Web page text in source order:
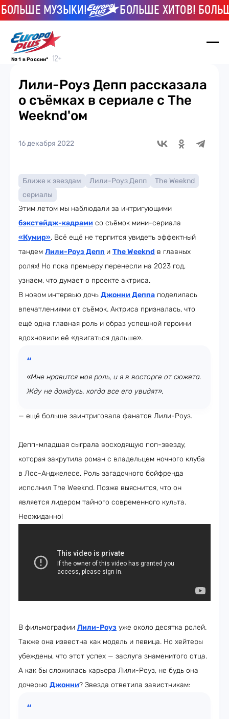
МУЗЫКИ! БОЛЬШЕ ХИТОВ! БОЛЬШЕ
№ 1 в России*
Лили-Роуз Депп рассказала
о съёмках в сериале с The
Weeknd'ом
16 декабря 2022
Ближе к звездам Лили-Роуз Депп
The Weeknd
сериалы
Этим летом мы наблюдали за интригующими
бэкстейдж-кадрами со съёмок мини-сериала
«Кумир». Всё ещё не терпится увидеть эффектный
тандем Лили-Роуз Депп и The Weeknd в главных
ролях! Но пока премьеру перенесли на 2023 год,
узнаем, что думает о проекте актриса.
В новом интервью дочь Джонни Деппа поделилась
впечатлениями от съёмок. Актриса призналась, что
ещё одна главная роль и образ успешной героини
вдохновили её «двигаться дальше».
«Мне нравится моя роль, и я в восторге от сюжета.
Жду не дождусь, когда все его увидят»,
— ещё больше заинтриговала фанатов Лили-Роуз.
Депп-младшая сыграла восходящую поп-звезду,
которая закрутила роман с владельцем ночного клуба
в Лос-Анджелесе. Роль загадочного бойфренда
исполнил The Weeknd. Позже выяснится, что он
является лидером тайного современного культа.
Неожиданно!
В фильмографии Лили-Роуз уже около десятка ролей.
Также она известна как модель и певица. Но хейтеры
убеждены, что этот успех — заслуга знаменитого отца.
А как бы сложилась карьера Лили-Роуз, не будь она
дочерью Джонни? Звезда ответила завистникам: